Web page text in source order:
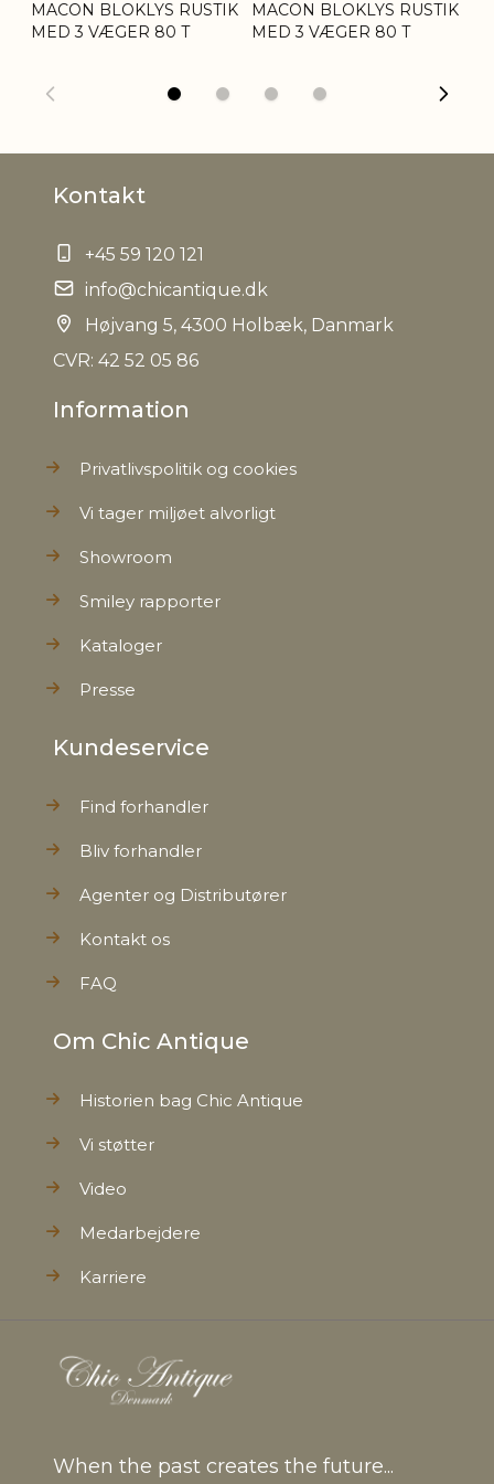
MACON BLOKLYS RUSTIK
MED 3 VÆGER 80 T
MACON BLOKLYS RUSTIK
MED 3 VÆGER 80 T
Kontakt
+45 59 120 121
info@chicantique.dk
Højvang 5, 4300 Holbæk, Danmark
CVR: 42 52 05 86
Information
Privatlivspolitik og cookies
Vi tager miljøet alvorligt
Showroom
Smiley rapporter
Kataloger
Presse
Kundeservice
Find forhandler
Bliv forhandler
Agenter og Distributører
Kontakt os
FAQ
Om Chic Antique
Historien bag Chic Antique
Vi støtter
Video
Medarbejdere
Karriere
When the past creates the future...